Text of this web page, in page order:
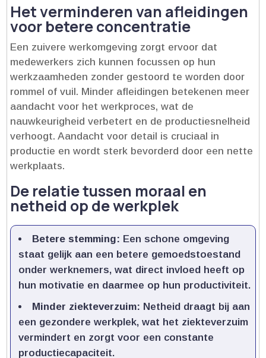
Het verminderen van afleidingen
voor betere concentratie
Een zuivere werkomgeving zorgt ervoor dat
medewerkers zich kunnen focussen op hun
werkzaamheden zonder gestoord te worden door
rommel of vuil.​ Minder afleidingen betekenen meer
aandacht voor het werkproces, wat de
nauwkeurigheid verbetert en de productiesnelheid
verhoogt.​ Aandacht voor detail is cruciaal in
productie en wordt sterk bevorderd door een nette
werkplaats.​
De relatie tussen moraal en
netheid op de werkplek
Betere stemming: Een schone omgeving
staat gelijk aan een betere gemoedstoestand
onder werknemers, wat direct invloed heeft op
hun motivatie en daarmee op hun productiviteit.​
Minder ziekteverzuim: Netheid draagt bij aan
een gezondere werkplek, wat het ziekteverzuim
vermindert en zorgt voor een constante
productiecapaciteit.​